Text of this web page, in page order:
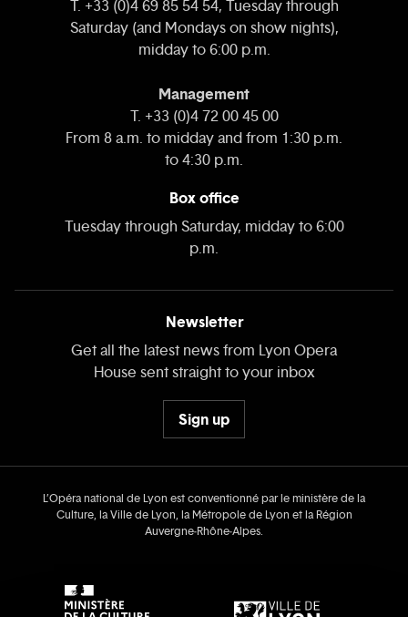
T. +33 (0)4 69 85 54 54, Tuesday through
Saturday (and Mondays on show nights),
midday to 6:00 p.m.
Management
T. +33 (0)4 72 00 45 00
From 8 a.m. to midday and from 1:30 p.m.
to 4:30 p.m.
Box office
Tuesday through Saturday, midday to 6:00
p.m.
Newsletter
Get all the latest news from Lyon Opera
House sent straight to your inbox
Sign up
L’Opéra national de Lyon est conventionné par le ministère de la
Culture, la Ville de Lyon, la Métropole de Lyon et la Région
Auvergne‑Rhône‑Alpes.